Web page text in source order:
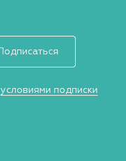
Подписаться
условиями подписки